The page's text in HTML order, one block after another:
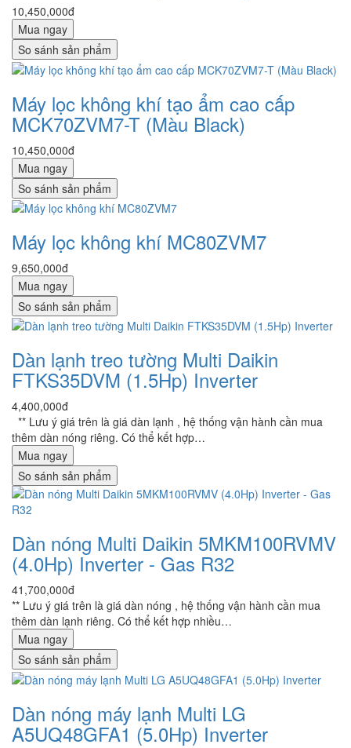
10,450,000đ
Mua ngay
So sánh sản phẩm
Máy lọc không khí tạo ẩm cao cấp
MCK70ZVM7-T (Màu Black)
10,450,000đ
Mua ngay
So sánh sản phẩm
Máy lọc không khí MC80ZVM7
9,650,000đ
Mua ngay
So sánh sản phẩm
Dàn lạnh treo tường Multi Daikin
FTKS35DVM (1.5Hp) Inverter
4,400,000đ
** Lưu ý giá trên là giá dàn lạnh , hệ thống vận hành cần mua
thêm dàn nóng riêng. Có thể kết hợp…
Mua ngay
So sánh sản phẩm
Dàn nóng Multi Daikin 5MKM100RVMV
(4.0Hp) Inverter - Gas R32
41,700,000đ
** Lưu ý giá trên là giá dàn nóng , hệ thống vận hành cần mua
thêm dàn lạnh riêng. Có thể kết hợp nhiều…
Mua ngay
So sánh sản phẩm
Dàn nóng máy lạnh Multi LG
A5UQ48GFA1 (5.0Hp) Inverter